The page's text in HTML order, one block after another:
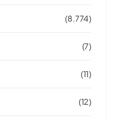
(8.774)
(7)
(11)
(12)